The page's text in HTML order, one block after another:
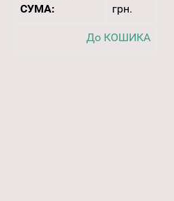
СУМА:
грн.
До КОШИКА